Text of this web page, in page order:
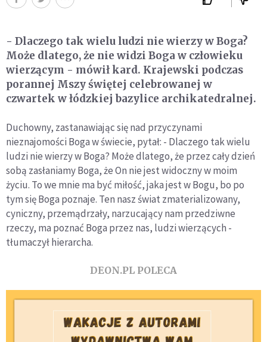
- Dlaczego tak wielu ludzi nie wierzy w Boga?
Może dlatego, że nie widzi Boga w człowieku
wierzącym - mówił kard. Krajewski podczas
porannej Mszy świętej celebrowanej w
czwartek w łódzkiej bazylice archikatedralnej.
Duchowny, zastanawiając się nad przyczynami
nieznajomości Boga w świecie, pytał: - Dlaczego tak wielu
ludzi nie wierzy w Boga? Może dlatego, że przez cały dzień
sobą zasłaniamy Boga, że On nie jest widoczny w moim
życiu. To we mnie ma być miłość, jaka jest w Bogu, bo po
tym się Boga poznaje. Ten nasz świat zmaterializowany,
cyniczny, przemądrzały, narzucający nam przedziwne
rzeczy, ma poznać Boga przez nas, ludzi wierzących -
tłumaczył hierarcha.
DEON.PL POLECA